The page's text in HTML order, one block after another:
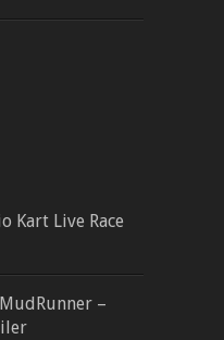
Kart Live Race
–